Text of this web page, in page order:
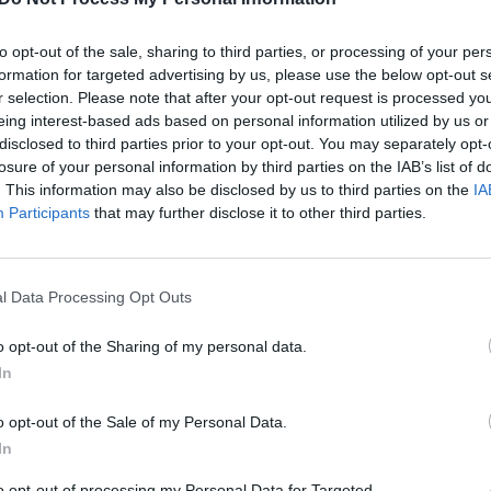
opt-out of the sale, sharing to third parties, or processing of your
for targeted advertising by us, please use the below opt-out
selection. Please note that after your opt-out request is processed
interest-based ads based on personal information utilized by us
to third parties prior to your opt-out. You may separately
of your personal information by third parties on the IAB’s list of
This information may also be disclosed by us to third parties on the
Participants that may further disclose it to other third parties.
Data Processing Opt Outs
opt-out of the Sharing of my personal data.
opt-out of the Sale of my Personal Data.
sritims.
Škotija Alexas Salmondas
Jungtinė Karalystė
–
Liūdna vyresnio amžiaus dirbančiųjų
užgaulūs įvardžiai